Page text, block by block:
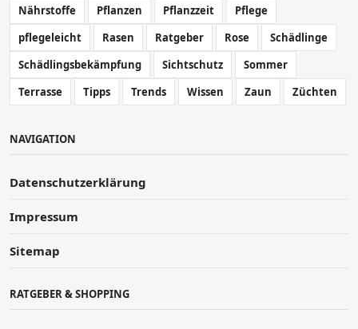
Nährstoffe
Pflanzen Pflanzzeit
Pflege
pflegeleicht
Rasen Ratgeber Rose
Schädlinge
Schädlingsbekämpfung
Sichtschutz
Sommer
Terrasse
Tipps Trends Wissen Zaun Züchten
NAVIGATION
Datenschutzerklärung
Impressum
Sitemap
RATGEBER & SHOPPING